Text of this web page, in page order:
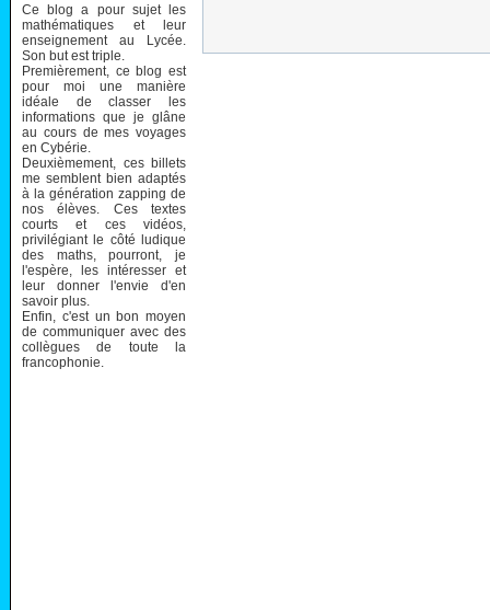
Ce blog a pour sujet les
mathématiques et leur
enseignement au Lycée.
Son but est triple.
Premièrement, ce blog est
pour moi une manière
idéale de classer les
informations que je glâne
au cours de mes voyages
en Cybérie.
Deuxièmement, ces billets
me semblent bien adaptés
à la génération zapping de
nos élèves. Ces textes
courts et ces vidéos,
privilégiant le côté ludique
des maths, pourront, je
l'espère, les intéresser et
leur donner l'envie d'en
savoir plus.
Enfin, c'est un bon moyen
de communiquer avec des
collègues de toute la
francophonie.